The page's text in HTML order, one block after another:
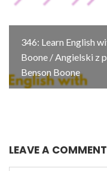
346: Learn English
Boone / Angielski z
Benson Boone
LEAVE A COMMENT